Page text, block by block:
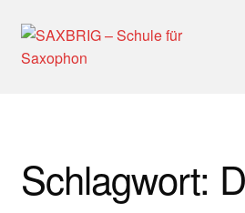
Zur
Navigation
Zum
Inhalt
Aktuelle Blog Artikel
Schlagwort: